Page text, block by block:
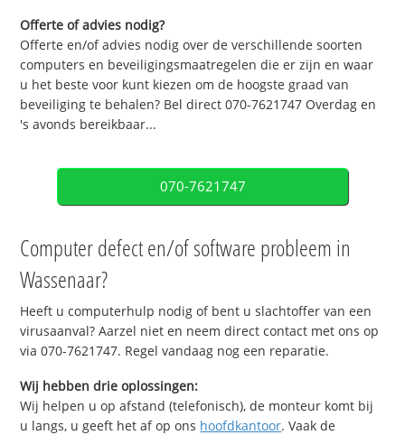
Offerte of advies nodig?
Offerte en/of advies nodig over de verschillende soorten
computers en beveiligingsmaatregelen die er zijn en waar
u het beste voor kunt kiezen om de hoogste graad van
beveiliging te behalen? Bel direct 070-7621747 Overdag en
's avonds bereikbaar...
070-7621747
Computer defect en/of software probleem in
Wassenaar?
Heeft u computerhulp nodig of bent u slachtoffer van een
virusaanval? Aarzel niet en neem direct contact met ons op
via 070-7621747. Regel vandaag nog een reparatie.
Wij hebben drie oplossingen:
Wij helpen u op afstand (telefonisch), de monteur komt bij
u langs, u geeft het af op ons hoofdkantoor. Vaak de